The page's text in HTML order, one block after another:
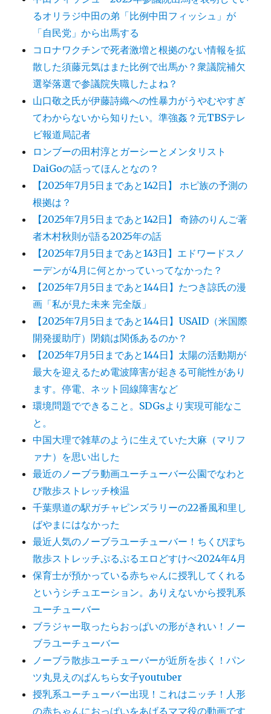
るオリラジ中田の弟「比例中田フィッシュ」が
「自民党」から出馬する
コロナワクチンで死者激増と根拠のない情報を拡
散した須藤元気はまた比例で出馬か？衆議院補欠
選挙落選で参議院失職したよね？
山口敬之氏が伊藤詩織への性暴力がうやむやすぎ
てわからないから知りたい。準強姦？元TBSテレ
ビ報道局記者
ロンブーの田村淳とガーシーとメンタリスト
DaiGoの話ってほんとなの？
【2025年7月5日まであと142日】 ホピ族の予測の
根拠は？
【2025年7月5日まであと142日】 奇跡のりんご著
者木村秋則が語る2025年の話
【2025年7月5日まであと143日】エドワードスノ
ーデンが4月に何とかっていってなかった？
【2025年7月5日まであと144日】たつき諒氏の漫
画「私が見た未来 完全版」
【2025年7月5日まであと144日】USAID（米国際
開発援助庁）閉鎖は関係あるのか？
【2025年7月5日まであと144日】太陽の活動期が
最大を迎えるため電波障害が起きる可能性があり
ます。停電、ネット回線障害など
環境問題でできること。SDGsより実現可能なこ
と。
中国大理で雑草のように生えていた大麻（マリフ
ァナ）を思い出した
最近のノーブラ動画ユーチューバー公園でなわと
び散歩ストレッチ検温
千葉県道の駅ガチャピンズラリーの22番風和里し
ばやまにはなかった
最近人気のノーブラユーチューバー！ちくびぽち
散歩ストレッチぷるぷるエロどすけべ2024年4月
保育士が預かっている赤ちゃんに授乳してくれる
というシチュエーション。ありえないから授乳系
ユーチューバー
ブラジャー取ったらおっぱいの形がきれい！ノー
ブラユーチューバー
ノーブラ散歩ユーチューバーが近所を歩く！パン
ツ丸見えのぱんちら女子youtuber
授乳系ユーチューバー出現！これはニッチ！人形
の赤ちゃんにおっぱいをあげるママ役の動画です